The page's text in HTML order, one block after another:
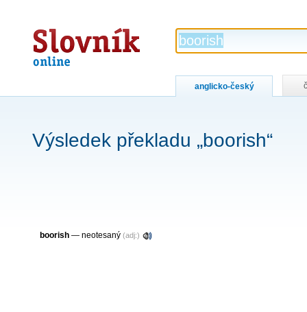
Slovník
online
anglicko-český
Výsledek překladu „boorish“
boorish — neotesaný (adj:)